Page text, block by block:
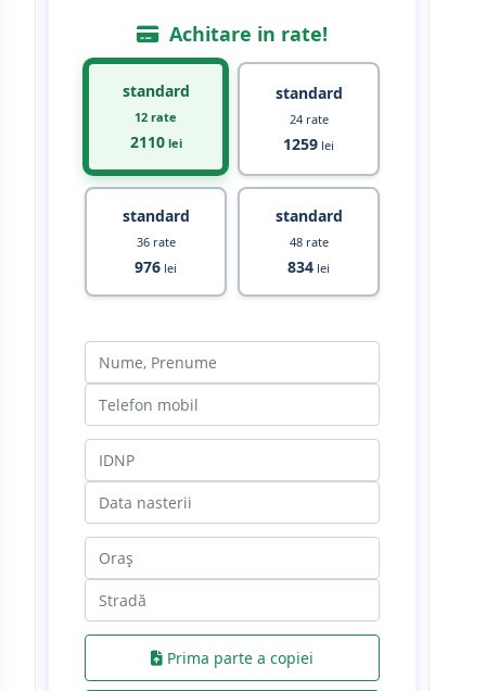
Achitare in rate!
standard
12 rate
2110lei
standard
24 rate
1259 lei
standard
36 rate
976 lei
standard
48 rate
834 lei
Prima parte a copiei